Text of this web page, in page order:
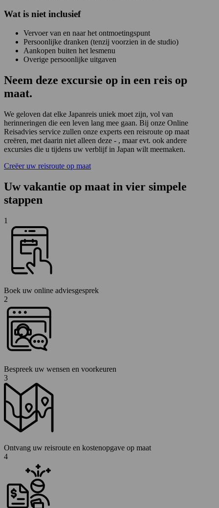
Wat is niet inclusief
Vervoer van en naar het ontmoetingspunt
Persoonlijke dranken (tenzij voorzien in de studio)
Aankopen buiten het lesmenu
Overige persoonlijke uitgaven
Neem deze excursie op in een reis op
maat.
We geloven dat elke Japanreis uniek moet zijn, vol van
herinneringen die een leven lang mee gaan. Bij onze Online
Reisadvies service zullen onze experts een reisroute op maat
creëren, met daarin niet alleen deze - , maar evt. ook andere
excursies die u tijdens uw verblijf in Japan wilt meemaken.
Creëer uw reisroute op maat
Uw vakantie op maat in vier simpele
stappen
1
Boek uw online adviesgesprek
2
Bespreek uw wensen en voorkeuren
3
Ontvang uw reisroute en kostenopgave op maat
4